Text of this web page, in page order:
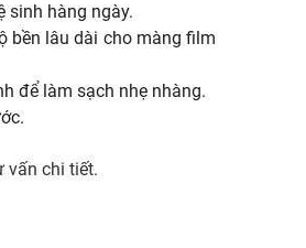
sinh hàng ngày.
bền lâu dài cho màng film
để làm sạch nhẹ nhàng.
vấn chi tiết.